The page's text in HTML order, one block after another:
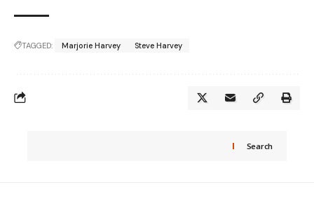
TAGGED: Marjorie Harvey Steve Harvey
Search